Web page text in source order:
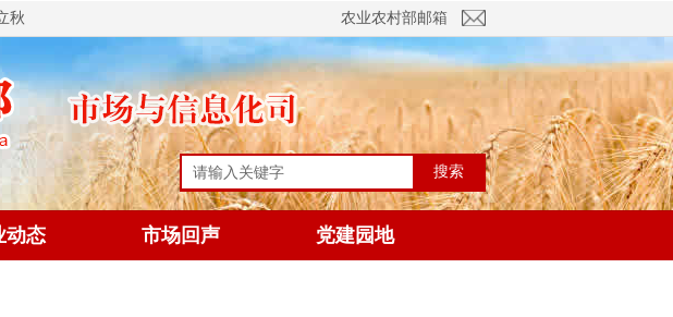
秋 农业农村部邮箱
搜索
动态 市场回声 党建园地